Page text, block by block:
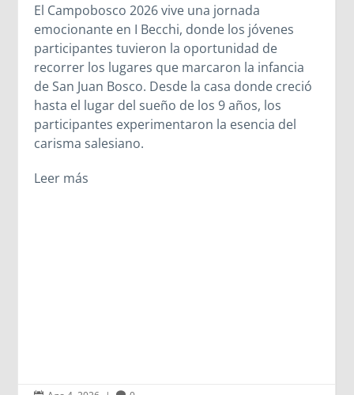
El Campobosco 2026 vive una jornada
emocionante en I Becchi, donde los jóvenes
participantes tuvieron la oportunidad de
recorrer los lugares que marcaron la infancia
de San Juan Bosco. Desde la casa donde creció
hasta el lugar del sueño de los 9 años, los
participantes experimentaron la esencia del
carisma salesiano.
Leer más